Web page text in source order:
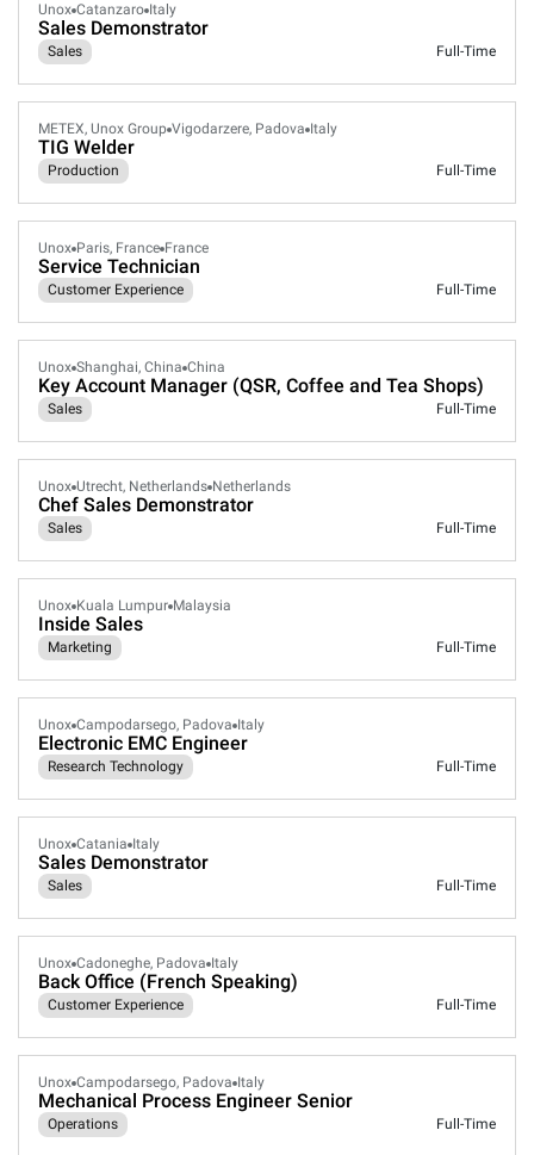
Unox Catanzaro Italy
Sales Demonstrator
Sales Full-Time
METEX, Unox Group Vigodarzere, Padova Italy
TIG Welder
Production Full-Time
Unox Paris, France France
Service Technician
Customer Experience Full-Time
Unox Shanghai, China China
Key Account Manager (QSR, Coffee and Tea Shops)
Sales Full-Time
Unox Utrecht, Netherlands Netherlands
Chef Sales Demonstrator
Sales Full-Time
Unox Kuala Lumpur Malaysia
Inside Sales
Marketing Full-Time
Unox Campodarsego, Padova Italy
Electronic EMC Engineer
Research Technology Full-Time
Unox Catania Italy
Sales Demonstrator
Sales Full-Time
Unox Cadoneghe, Padova Italy
Back Office (French Speaking)
Customer Experience Full-Time
Unox Campodarsego, Padova Italy
Mechanical Process Engineer Senior
Operations Full-Time